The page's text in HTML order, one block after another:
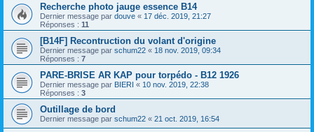
Recherche photo jauge essence B14
Dernier message par douve « 17 déc. 2019, 21:27
Réponses : 11
[B14F] Recontruction du volant d'origine
Dernier message par schum22 « 18 nov. 2019, 09:34
Réponses : 7
PARE-BRISE AR KAP pour torpédo - B12 1926
Dernier message par BIERI « 10 nov. 2019, 22:38
Réponses : 3
Outillage de bord
Dernier message par schum22 « 21 oct. 2019, 16:54